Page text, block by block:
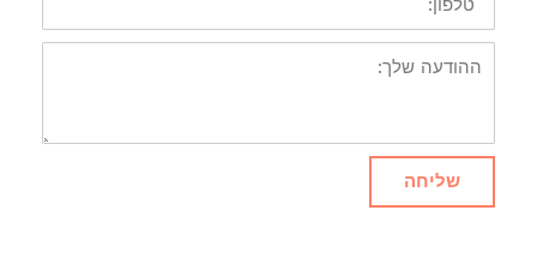
ההודעה
שלך:
שליחה